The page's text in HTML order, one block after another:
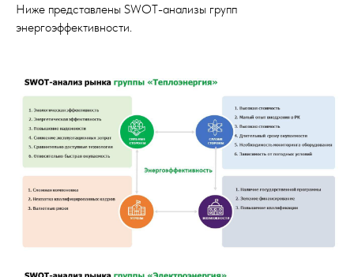
Ниже представлены SWOT-анализы групп
энергоэффективности.